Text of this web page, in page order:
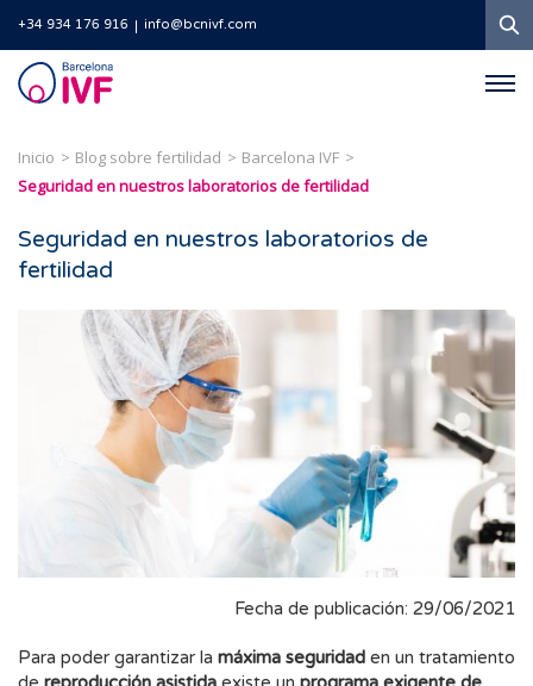
+34 934 176 916 info@bcnivf.com
Barcelona
IVF
Inicio Blog sobre fertilidad
Barcelona IVF
Seguridad en nuestros laboratorios de fertilidad
Seguridad en nuestros laboratorios de
fertilidad
Fecha de publicación: 29/06/2021
Para poder garantizar la máxima seguridad en un tratamiento